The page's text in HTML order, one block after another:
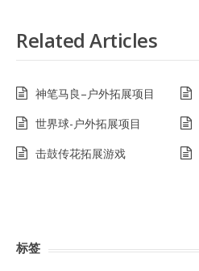
Related Articles
神笔马良–户外拓展项目
世界球-户外拓展项目
击鼓传花拓展游戏
标签